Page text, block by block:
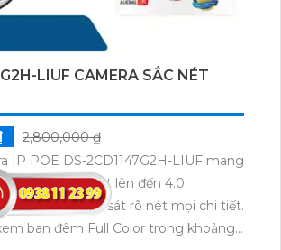
LIUF CAMERA SẮC NÉT
2,800,000 ₫
IP POE DS-2CD1147G2H-LIUF mang
hình ảnh sắc nét lên đến 4.0
phép bạn quan sát rõ nét mọi chi tiết.
ban đêm Full Color trong khoảng